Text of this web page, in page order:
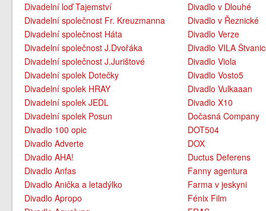
Divadelní loď Tajemství
Divadelní společnost Fr. Kreuzmanna
Divadelní společnost Háta
Divadelní společnost J.Dvořáka
Divadelní společnost J.Jurištové
Divadelní spolek Dotečky
Divadelní spolek HRAY
Divadelní spolek JEDL
Divadelní spolek Posun
Divadlo 100 opic
Divadlo Adverte
Divadlo AHA!
Divadlo Anfas
Divadlo Anička a letadýlko
Divadlo Apropo
Divadlo v Dlouhé
Divadlo v Řeznické
Divadlo Verze
Divadlo VILA
Divadlo Viola
Divadlo Vosto5
Divadlo Vulkaaan
Divadlo X10
Dočasná Company
DOT504
DOX
Ductus Deferens
Fanny agentura
Farma v jeskyni
Fénix Film